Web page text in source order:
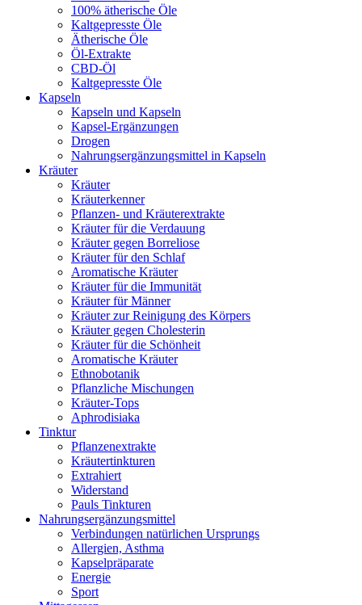
100% ätherische Öle
Kaltgepresste Öle
Ätherische Öle
Öl-Extrakte
CBD-Öl
Kaltgepresste Öle
Kapseln
Kapseln und Kapseln
Kapsel-Ergänzungen
Drogen
Nahrungsergänzungsmittel in Kapseln
Kräuter
Kräuter
Kräuterkenner
Pflanzen- und Kräuterextrakte
Kräuter für die Verdauung
Kräuter gegen Borreliose
Kräuter für den Schlaf
Aromatische Kräuter
Kräuter für die Immunität
Kräuter für Männer
Kräuter zur Reinigung des Körpers
Kräuter gegen Cholesterin
Kräuter für die Schönheit
Aromatische Kräuter
Ethnobotanik
Pflanzliche Mischungen
Kräuter-Tops
Aphrodisiaka
Tinktur
Pflanzenextrakte
Kräutertinkturen
Extrahiert
Widerstand
Pauls Tinkturen
Nahrungsergänzungsmittel
Verbindungen natürlichen Ursprungs
Allergien, Asthma
Kapselpräparate
Energie
Sport